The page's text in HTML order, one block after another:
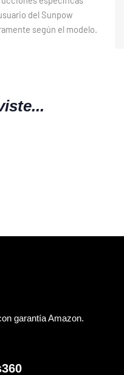
del Sunpow
según el modelo.
garantía Amazon.